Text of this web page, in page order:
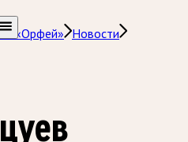
«Орфей» Новости